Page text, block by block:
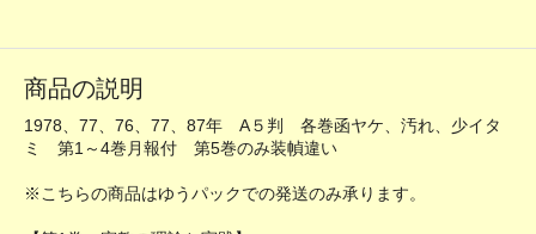
商品の説明
1978、77、76、77、87年 A５判 各巻函ヤケ、汚れ、少イタ
ミ 第1～4巻月報付 第5巻のみ装幀違い
※こちらの商品はゆうパックでの発送のみ承ります。